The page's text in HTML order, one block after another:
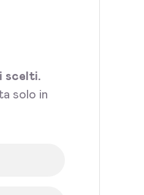
scelti.
solo in